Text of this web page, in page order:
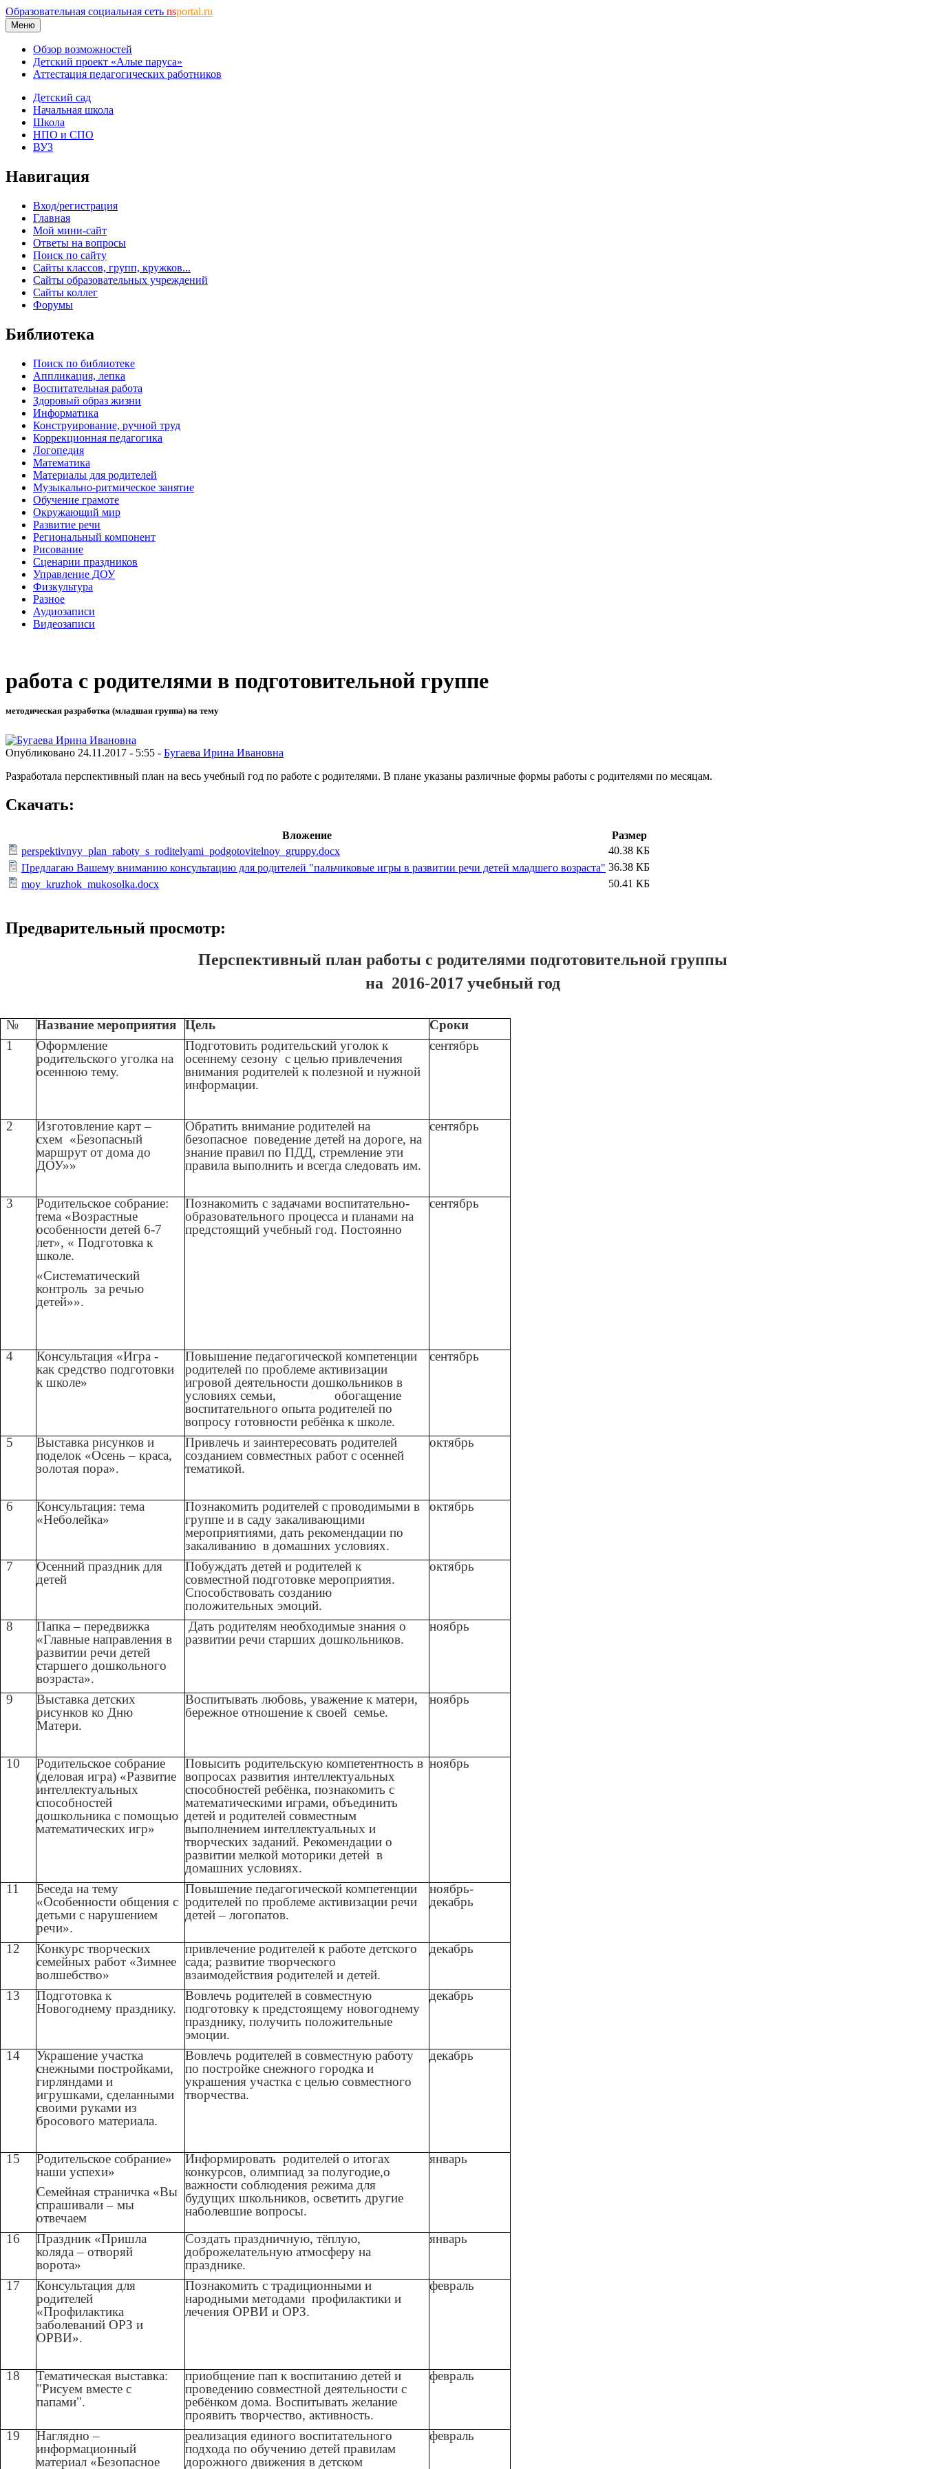
Образовательная социальная сеть nsportal.ru
Меню
Обзор возможностей
Детский проект «Алые паруса»
Аттестация педагогических работников
Детский сад
Начальная школа
Школа
НПО и СПО
ВУЗ
Навигация
Вход/регистрация
Главная
Мой мини-сайт
Ответы на вопросы
Поиск по сайту
Сайты классов, групп, кружков...
Сайты образовательных учреждений
Сайты коллег
Форумы
Библиотека
Поиск по библиотеке
Аппликация, лепка
Воспитательная работа
Здоровый образ жизни
Информатика
Конструирование, ручной труд
Коррекционная педагогика
Логопедия
Математика
Материалы для родителей
Музыкально-ритмическое занятие
Обучение грамоте
Окружающий мир
Развитие речи
Региональный компонент
Рисование
Сценарии праздников
Управление ДОУ
Физкультура
Разное
Аудиозаписи
Видеозаписи
работа с родителями в подготовительной группе
методическая разработка (младшая группа) на тему
Опубликовано 24.11.2017 - 5:55 - Бугаева Ирина Ивановна
Разработала перспективный план на весь учебный год по работе с родителями. В плане указаны различные формы работы с родителями по месяцам.
Скачать:
Вложение
Размер
perspektivnyy_plan_raboty_s_roditelyami_podgotovitelnoy_gruppy.docx
40.38 КБ
Предлагаю Вашему вниманию консультацию для родителей "пальчиковые игры в развитии речи детей младшего возраста" 36.38 КБ
moy_kruzhok_mukosolka.docx
50.41 КБ
Предварительный просмотр:
Перспективный план работы с родителями подготовительной группы
на 2016-2017 учебный год
№ Название мероприятия Цель
Сроки
1
Оформление
родительского уголка на
осеннюю тему.
Подготовить родительский уголок к
осеннему сезону с целью привлечения
внимания родителей к полезной и нужной
информации.
сентябрь
2
Изготовление карт –
схем «Безопасный
маршрут от дома до
ДОУ»»
Обратить внимание родителей на
безопасное поведение детей на дороге, на
знание правил по ПДД, стремление эти
правила выполнить и всегда следовать им.
сентябрь
3
Родительское собрание:
тема «Возрастные
особенности детей 6-7
лет», « Подготовка к
школе.
«Систематический
контроль за речью
детей»».
Познакомить с задачами воспитательно-
образовательного процесса и планами на
предстоящий учебный год. Постоянно
сентябрь
4
Консультация «Игра -
как средство подготовки
к школе»
Повышение педагогической компетенции
родителей по проблеме активизации
игровой деятельности дошкольников в
условиях семьи, обогащение
воспитательного опыта родителей по
вопросу готовности ребёнка к школе.
сентябрь
5
Выставка рисунков и
поделок «Осень – краса,
золотая пора».
Привлечь и заинтересовать родителей
созданием совместных работ с осенней
тематикой.
октябрь
6
Консультация: тема
«Неболейка»
Познакомить родителей с проводимыми в
группе и в саду закаливающими
мероприятиями, дать рекомендации по
закаливанию в домашних условиях.
октябрь
7
Осенний праздник для
детей
Побуждать детей и родителей к
совместной подготовке мероприятия.
Способствовать созданию
положительных эмоций.
октябрь
8
Папка – передвижка
«Главные направления в
развитии речи детей
старшего дошкольного
возраста».
Дать родителям необходимые знания о
развитии речи старших дошкольников.
ноябрь
9
Выставка детских
рисунков ко Дню
Матери.
Воспитывать любовь, уважение к матери,
бережное отношение к своей семье.
ноябрь
10
Родительское собрание
(деловая игра) «Развитие
интеллектуальных
способностей
дошкольника с помощью
математических игр»
Повысить родительскую компетентность в
вопросах развития интеллектуальных
способностей ребёнка, познакомить с
математическими играми, объединить
детей и родителей совместным
выполнением интеллектуальных и
творческих заданий. Рекомендации о
развитии мелкой моторики детей в
домашних условиях.
ноябрь
11
Беседа на тему
«Особенности общения с
детьми с нарушением
речи».
Повышение педагогической компетенции
родителей по проблеме активизации речи
детей – логопатов.
ноябрь-
декабрь
12
Конкурс творческих
семейных работ «Зимнее
волшебство»
привлечение родителей к работе детского
сада; развитие творческого
взаимодействия родителей и детей.
декабрь
13
Подготовка к
Новогоднему празднику.
Вовлечь родителей в совместную
подготовку к предстоящему новогоднему
празднику, получить положительные
эмоции.
декабрь
14
Украшение участка
снежными постройками,
гирляндами и
игрушками, сделанными
своими руками из
бросового материала.
Вовлечь родителей в совместную работу
по постройке снежного городка и
украшения участка с целью совместного
творчества.
декабрь
15
Родительское собрание»
наши успехи»
Семейная страничка «Вы
спрашивали – мы
отвечаем
Информировать родителей о итогах
конкурсов, олимпиад за полугодие,о
важности соблюдения режима для
будущих школьников, осветить другие
наболевшие вопросы.
январь
16
Праздник «Пришла
коляда – отворяй
ворота»
Создать праздничную, тёплую,
доброжелательную атмосферу на
празднике.
январь
17
Консультация для
родителей
«Профилактика
заболеваний ОРЗ и
ОРВИ».
Познакомить с традиционными и
народными методами профилактики и
лечения ОРВИ и ОРЗ.
февраль
18
Тематическая выставка:
"Рисуем вместе с
папами".
приобщение пап к воспитанию детей и
проведению совместной деятельности с
ребёнком дома. Воспитывать желание
проявить творчество, активность.
февраль
19
Наглядно –
информационный
материал «Безопасное
реализация единого воспитательного
подхода по обучению детей правилам
дорожного движения в детском
февраль